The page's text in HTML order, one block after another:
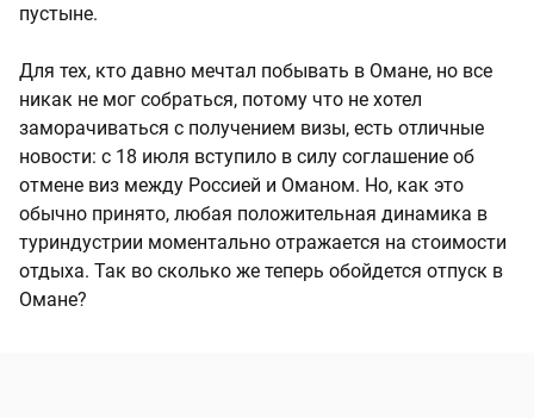
пустыне.
Для тех, кто давно мечтал побывать в Омане, но все
никак не мог собраться, потому что не хотел
заморачиваться с получением визы, есть отличные
новости: с 18 июля вступило в силу соглашение об
отмене виз между Россией и Оманом. Но, как это
обычно принято, любая положительная динамика в
туриндустрии моментально отражается на стоимости
отдыха. Так во сколько же теперь обойдется отпуск в
Омане?